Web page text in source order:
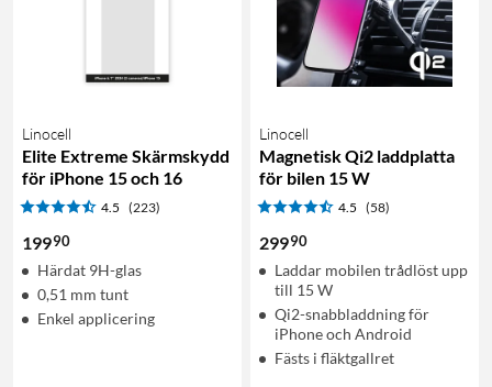
Linocell
Elite Extreme Skärmskydd
för iPhone 15 och 16
4.5 (223)
19990
Härdat 9H-glas
0,51 mm tunt
Enkel applicering
Linocell
Magnetisk Qi2 laddplatta
för bilen 15 W
4.5 (58)
29990
Laddar mobilen trådlöst upp
till 15 W
Qi2-snabbladdning för
iPhone och Android
Fästs i fläktgallret